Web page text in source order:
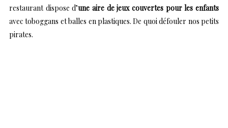
restaurant dispose d’une aire de jeux couvertes pour les enfants
avec toboggans et balles en plastiques. De quoi défouler nos petits
pirates.